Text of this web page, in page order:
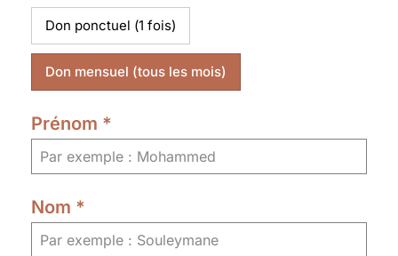
Don ponctuel (1 fois)
Don mensuel (tous les mois)
Prénom *
Nom *